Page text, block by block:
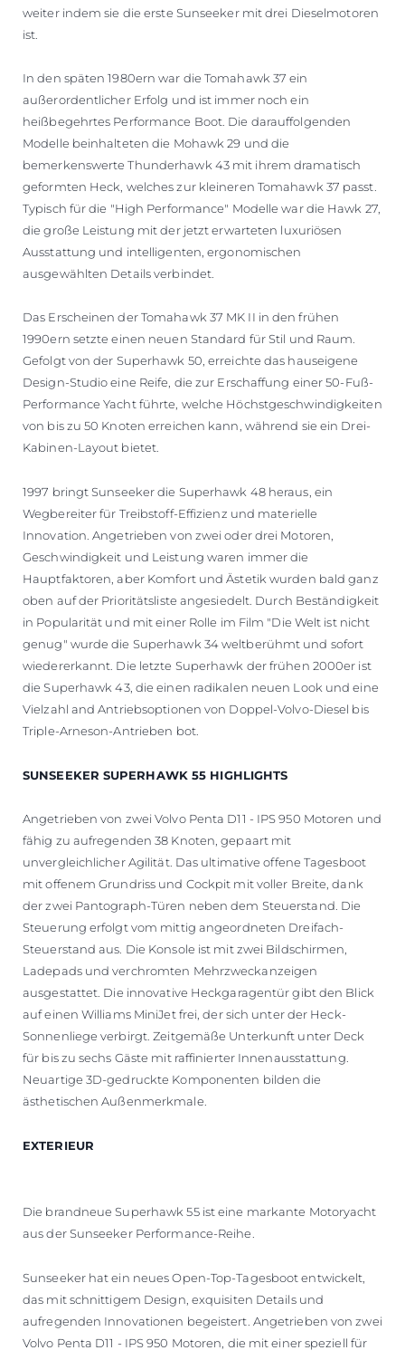
weiter indem sie die erste Sunseeker mit drei Dieselmotoren
ist.
In den späten 1980ern war die Tomahawk 37 ein
außerordentlicher Erfolg und ist immer noch ein
heißbegehrtes Performance Boot. Die darauffolgenden
Modelle beinhalteten die Mohawk 29 und die
bemerkenswerte Thunderhawk 43 mit ihrem dramatisch
geformten Heck, welches zur kleineren Tomahawk 37 passt.
Typisch für die "High Performance" Modelle war die Hawk 27,
die große Leistung mit der jetzt erwarteten luxuriösen
Ausstattung und intelligenten, ergonomischen
ausgewählten Details verbindet.
Das Erscheinen der Tomahawk 37 MK II in den frühen
1990ern setzte einen neuen Standard für Stil und Raum.
Gefolgt von der Superhawk 50, erreichte das hauseigene
Design-Studio eine Reife, die zur Erschaffung einer 50-Fuß-
Performance Yacht führte, welche Höchstgeschwindigkeiten
von bis zu 50 Knoten erreichen kann, während sie ein Drei-
Kabinen-Layout bietet.
1997 bringt Sunseeker die Superhawk 48 heraus, ein
Wegbereiter für Treibstoff-Effizienz und materielle
Innovation. Angetrieben von zwei oder drei Motoren,
Geschwindigkeit und Leistung waren immer die
Hauptfaktoren, aber Komfort und Ästetik wurden bald ganz
oben auf der Prioritätsliste angesiedelt. Durch Beständigkeit
in Popularität und mit einer Rolle im Film "Die Welt ist nicht
genug" wurde die Superhawk 34 weltberühmt und sofort
wiedererkannt. Die letzte Superhawk der frühen 2000er ist
die Superhawk 43, die einen radikalen neuen Look und eine
Vielzahl and Antriebsoptionen von Doppel-Volvo-Diesel bis
Triple-Arneson-Antrieben bot.
SUNSEEKER SUPERHAWK 55 HIGHLIGHTS
Angetrieben von zwei Volvo Penta D11 - IPS 950 Motoren und
fähig zu aufregenden 38 Knoten, gepaart mit
unvergleichlicher Agilität. Das ultimative offene Tagesboot
mit offenem Grundriss und Cockpit mit voller Breite, dank
der zwei Pantograph-Türen neben dem Steuerstand. Die
Steuerung erfolgt vom mittig angeordneten Dreifach-
Steuerstand aus. Die Konsole ist mit zwei Bildschirmen,
Ladepads und verchromten Mehrzweckanzeigen
ausgestattet. Die innovative Heckgaragentür gibt den Blick
auf einen Williams MiniJet frei, der sich unter der Heck-
Sonnenliege verbirgt. Zeitgemäße Unterkunft unter Deck
für bis zu sechs Gäste mit raffinierter Innenausstattung.
Neuartige 3D-gedruckte Komponenten bilden die
ästhetischen Außenmerkmale.
EXTERIEUR
Die brandneue Superhawk 55 ist eine markante Motoryacht
aus der Sunseeker Performance-Reihe.
Sunseeker hat ein neues Open-Top-Tagesboot entwickelt,
das mit schnittigem Design, exquisiten Details und
aufregenden Innovationen begeistert. Angetrieben von zwei
Volvo Penta D11 - IPS 950 Motoren, die mit einer speziell für